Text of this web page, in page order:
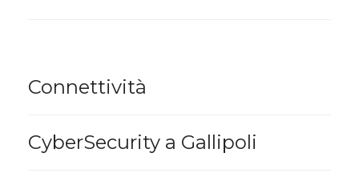
Connettività
CyberSecurity a Gallipoli